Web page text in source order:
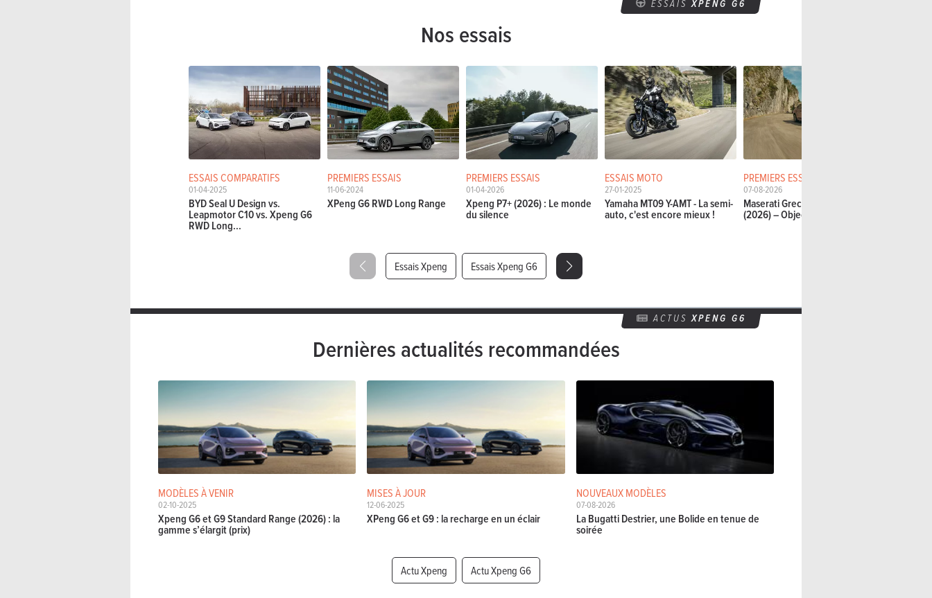
ESSAISXPENG G6
Nos essais
ESSAIS COMPARATIFS
01-04-2025
BYD Seal U Design vs.
Leapmotor C10 vs. Xpeng G6
RWD Long...
PREMIERS ESSAIS
11-06-2024
XPeng G6 RWD Long Range
PREMIERS ESSAIS
01-04-2026
Xpeng P7+ (2026) : Le monde
du silence
ESSAIS MOTO
27-01-2025
Yamaha MT09 Y-AMT - La semi-
auto, c'est encore mieux !
PREMIERS ESSAIS
07-08-2026
Maserati Grecale Folgore
(2026) – Objectif Macan?
Essais Xpeng Essais Xpeng G6
ACTUSXPENG G6
Dernières actualités recommandées
MODÈLES À VENIR
02-10-2025
Xpeng G6 et G9 Standard Range (2026) : la
gamme s’élargit (prix)
MISES À JOUR
12-06-2025
XPeng G6 et G9 : la recharge en un éclair
NOUVEAUX MODÈLES
07-08-2026
La Bugatti Destrier, une Bolide en tenue de
soirée
Actu Xpeng Actu Xpeng G6